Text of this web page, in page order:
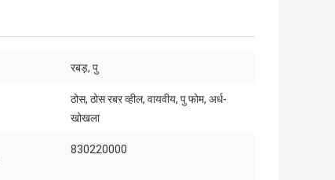
रबड़, पु
ठोस, ठोस रबर व्हील, वायवीय, पु फोम, अर्ध-
खोखला
830220000